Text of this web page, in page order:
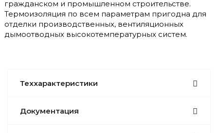
гражданском и промышленном строительстве.
Термоизоляция по всем параметрам пригодна для
отделки производственных, вентиляционных
дымоотводных высокотемпературных систем.
Теххарактеристики
Документация